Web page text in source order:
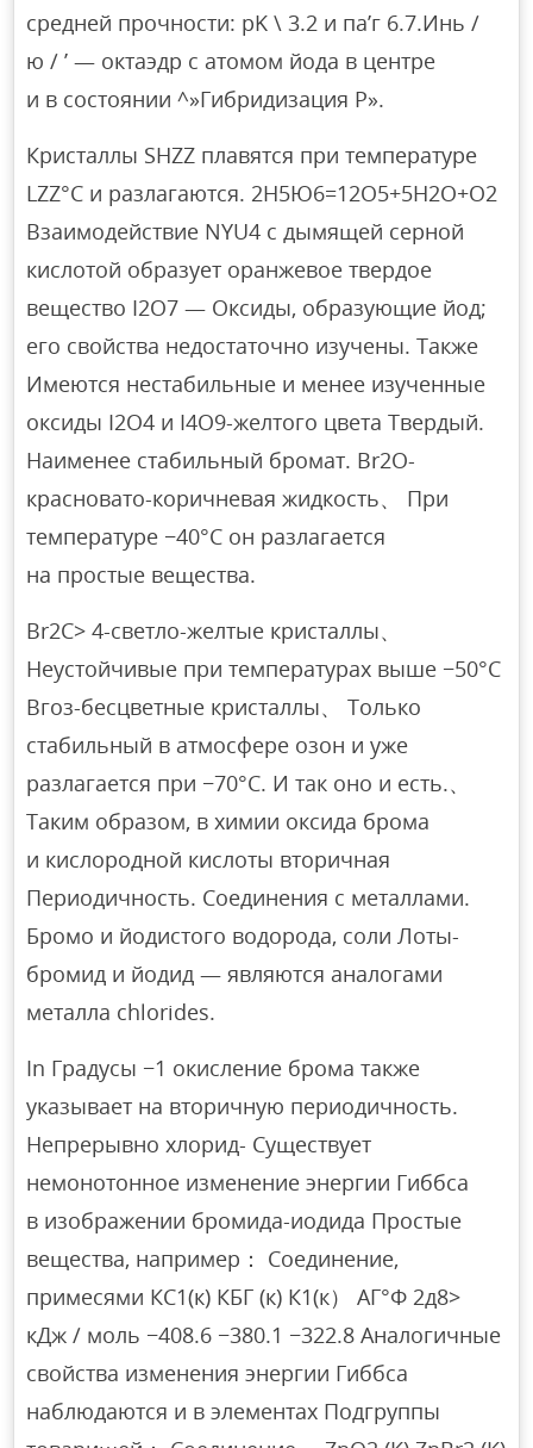
средней прочности: pK \ 3.2 и па’г 6.7.Инь /
ю / ’ — октаэдр с атомом йода в центре
и в состоянии ^»Гибридизация P».
Кристаллы SHZZ плавятся при температуре
LZZ°C и разлагаются. 2Н5Ю6=12О5+5Н2О+О2
Взаимодействие NYU4 с дымящей серной
кислотой образует оранжевое твердое
вещество I2O7 — Оксиды, образующие йод;
его свойства недостаточно изучены. Также
Имеются нестабильные и менее изученные
оксиды I2O4 и I4O9-желтого цвета Твердый.
Наименее стабильный бромат. Br2O-
красновато-коричневая жидкость、 При
температуре −40°C он разлагается
на простые вещества.
Br2C> 4-светло-желтые кристаллы、
Неустойчивые при температурах выше −50°С
Вгоз-бесцветные кристаллы、 Только
стабильный в атмосфере озон и уже
разлагается при −70°С. И так оно и есть.、
Таким образом, в химии оксида брома
и кислородной кислоты вторичная
Периодичность. Соединения с металлами.
Бромо и йодистого водорода, соли Лоты-
бромид и йодид — являются аналогами
металла chlorides.
In Градусы −1 окисление брома также
указывает на вторичную периодичность.
Непрерывно хлорид- Существует
немонотонное изменение энергии Гиббса
в изображении бромида-иодида Простые
вещества, например： Соединение,
примесями КС1(к) КБГ (к) К1(к） АГ°Ф 2д8>
кДж / моль −408.6 −380.1 −322.8 Аналогичные
свойства изменения энергии Гиббса
наблюдаются и в элементах Подгруппы